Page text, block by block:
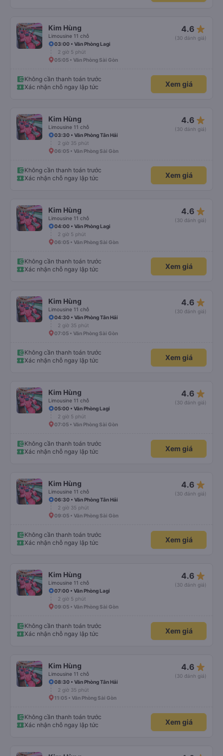
Kim Hùng
Limousine 11 chỗ
4.6 star_rate
(30 đánh giá)
03:00 • Văn Phòng Lagi
2 giờ 5 phút
05:05 • Văn Phòng Sài Gòn
Không cần thanh toán trước
Xác nhận chỗ ngay lập tức
Xem giá
Kim Hùng
Limousine 11 chỗ
4.6 star_rate
(30 đánh giá)
03:30 • Văn Phòng Tân Hải
2 giờ 35 phút
06:05 • Văn Phòng Sài Gòn
Không cần thanh toán trước
Xác nhận chỗ ngay lập tức
Xem giá
Kim Hùng
Limousine 11 chỗ
4.6 star_rate
(30 đánh giá)
04:00 • Văn Phòng Lagi
2 giờ 5 phút
06:05 • Văn Phòng Sài Gòn
Không cần thanh toán trước
Xác nhận chỗ ngay lập tức
Xem giá
Kim Hùng
Limousine 11 chỗ
4.6 star_rate
(30 đánh giá)
04:30 • Văn Phòng Tân Hải
2 giờ 35 phút
07:05 • Văn Phòng Sài Gòn
Không cần thanh toán trước
Xác nhận chỗ ngay lập tức
Xem giá
Kim Hùng
Limousine 11 chỗ
4.6 star_rate
(30 đánh giá)
05:00 • Văn Phòng Lagi
2 giờ 5 phút
07:05 • Văn Phòng Sài Gòn
Không cần thanh toán trước
Xác nhận chỗ ngay lập tức
Xem giá
Kim Hùng
Limousine 11 chỗ
4.6 star_rate
(30 đánh giá)
06:30 • Văn Phòng Tân Hải
2 giờ 35 phút
09:05 • Văn Phòng Sài Gòn
Không cần thanh toán trước
Xác nhận chỗ ngay lập tức
Xem giá
Kim Hùng
Limousine 11 chỗ
4.6 star_rate
(30 đánh giá)
07:00 • Văn Phòng Lagi
2 giờ 5 phút
09:05 • Văn Phòng Sài Gòn
Không cần thanh toán trước
Xác nhận chỗ ngay lập tức
Xem giá
Kim Hùng
Limousine 11 chỗ
4.6 star_rate
(30 đánh giá)
08:30 • Văn Phòng Tân Hải
2 giờ 35 phút
11:05 • Văn Phòng Sài Gòn
Không cần thanh toán trước
Xác nhận chỗ ngay lập tức
Xem giá